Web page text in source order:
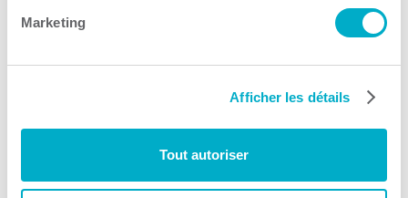
Marketing
Afficher les détails
Tout autoriser
Consulter le site Web
La Ruche Mauricie